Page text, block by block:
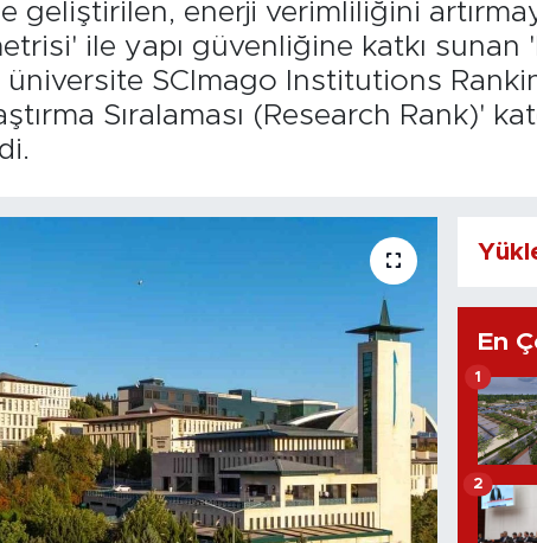
enerji verimliliğini
ile yapı güvenliğine katkı
SCImago Institutions
Sıralaması (Research Rank)'
En
1
2